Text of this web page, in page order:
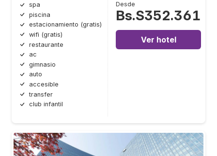
spa
piscina
estacionamiento (gratis)
wifi (gratis)
restaurante
ac
gimnasio
auto
accesible
transfer
club infantil
Desde
Bs.S352.361
Ver hotel